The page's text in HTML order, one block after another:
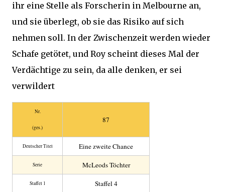
ihr eine Stelle als Forscherin in Melbourne an,
und sie überlegt, ob sie das Risiko auf sich
nehmen soll. In der Zwischenzeit werden wieder
Schafe getötet, und Roy scheint dieses Mal der
Verdächtige zu sein, da alle denken, er sei
verwildert
Nr.
(ges.)
87
Deutscher Titel Eine zweite Chance
Serie McLeods Töchter
Staffel 1 Staffel 4